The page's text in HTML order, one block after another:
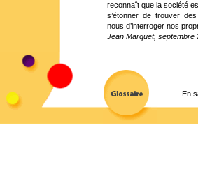
reconnaît que la société
s’étonner de trouver
nous d’interroger nos
Jean Marquet, septembre
En